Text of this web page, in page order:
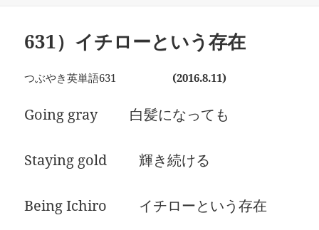
631）イチローという存在
つぶやき英単語631 (2016.8.11)
Going gray 白髪になっても
Staying gold 輝き続ける
Being Ichiro イチローという存在